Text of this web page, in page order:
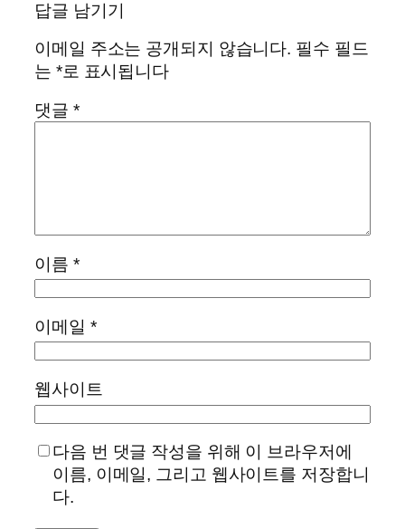
답글 남기기
이메일 주소는 공개되지 않습니다. 필수 필드
는 *로 표시됩니다
댓글 *
이름 *
이메일 *
웹사이트
다음 번 댓글 작성을 위해 이 브라우저에
이름, 이메일, 그리고 웹사이트를 저장합니
다.